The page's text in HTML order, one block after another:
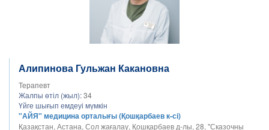
Алипинова Гульжан Какановна
Терапевт
Жалпы өтіл (жыл):34
Үйге шығып емдеуі мүмкін
"АЙЯ" медицина орталығы (Қошқарбаев к-сі)
Қазақстан, Астана, Сол жағалау, Қошқарбаев д-лы, 28, "Сказочны